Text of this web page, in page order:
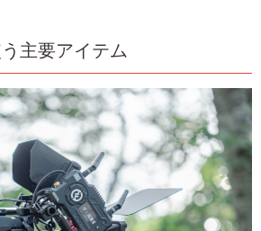
主要アイテム